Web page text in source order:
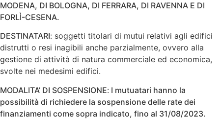
MODENA, DI BOLOGNA, DI FERRARA, DI RAVENNA E DI
FORLÌ-CESENA.
DESTINATARI: soggetti titolari di mutui relativi agli edifici
distrutti o resi inagibili anche parzialmente, ovvero alla
gestione di attività di natura commerciale ed economica,
svolte nei medesimi edifici.
MODALITA’ DI SOSPENSIONE: I mutuatari hanno la
possibilità di richiedere la sospensione delle rate dei
finanziamenti come sopra indicato, fino al 31/08/2023.